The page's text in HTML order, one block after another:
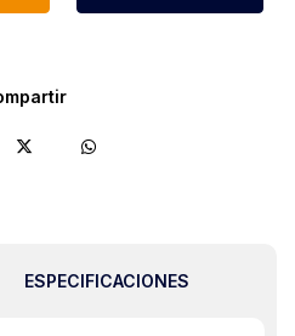
ESPECIFICACIONES